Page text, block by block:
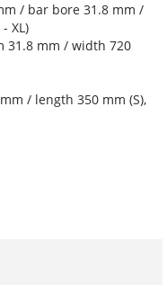
/ bar bore 31.8 mm /
XL)
31.8 mm / width 720
/ length 350 mm (S),